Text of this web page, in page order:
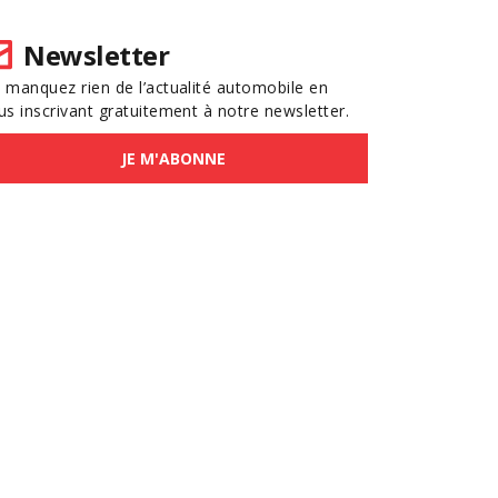
Newsletter
manquez rien de l’actualité automobile en
inscrivant gratuitement à notre newsletter.
JE M'ABONNE